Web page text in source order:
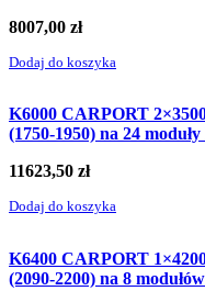
8007,00 zł
Dodaj do koszyka
K6000 CARPORT
(1750-1950) na 24
11623,50 zł
Dodaj do koszyka
K6400 CARPORT
(2090-2200) na 8